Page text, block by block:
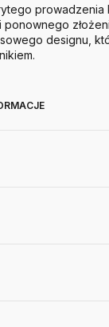
prowadzenia
ponownego
designu,